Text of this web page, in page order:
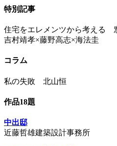
特別記事
住宅をエレメンツから考える
吉村靖孝×藤野高志×海法圭
コラム
私の失敗 北山恒
作品18題
中出邸
近藤哲雄建築設計事務所